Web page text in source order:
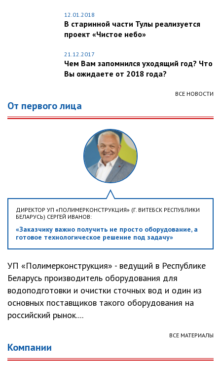
12.01.2018
В старинной части Тулы реализуется
проект «Чистое небо»
21.12.2017
Чем Вам запомнился уходящий год? Что
Вы ожидаете от 2018 года?
ВСЕ НОВОСТИ
От первого лица
ДИРЕКТОР УП «ПОЛИМЕРКОНСТРУКЦИЯ» (Г. ВИТЕБСК РЕСПУБЛИКИ
БЕЛАРУСЬ) СЕРГЕЙ ИВАНОВ:
«Заказчику важно получить не просто оборудование, а
готовое технологическое решение под задачу»
УП «Полимерконструкция» - ведущий в Республике
Беларусь производитель оборудования для
водоподготовки и очистки сточных вод и один из
основных поставщиков такого оборудования на
российский рынок....
ВСЕ МАТЕРИАЛЫ
Компании